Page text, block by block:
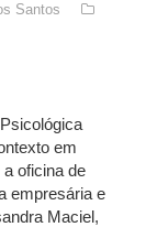
Santos
em
oficina de
empresária e
Maciel,